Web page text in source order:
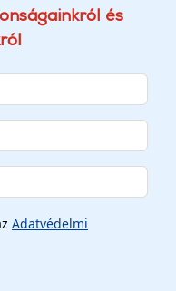
és
Adatvédelmi